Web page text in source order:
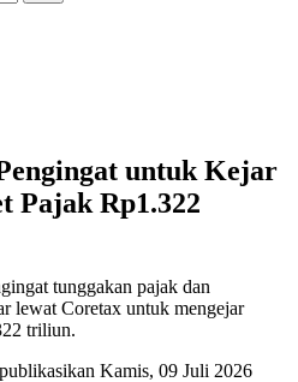
untuk Kejar
Pajak Rp1.322
tunggakan pajak dan
lewat Coretax untuk mengejar
triliun.
Kamis, 09 Juli 2026